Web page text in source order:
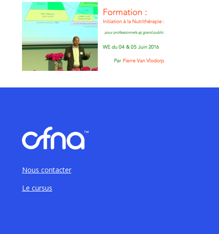
Nous contacter
Le cursus